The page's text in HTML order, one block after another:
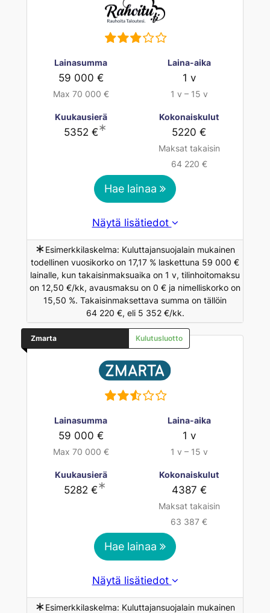
Lainasumma
59 000 €
Max 70 000 €
Laina-aika
1 v
1 v – 15 v
Kuukausierä
5352 €∗
Kokonaiskulut
5220 €
Maksat takaisin
64 220 €
Hae lainaa
Näytä lisätiedot
∗ Esimerkkilaskelma: Kuluttajansuojalain mukainen
todellinen vuosikorko on 17,17 % laskettuna 59 000 €
lainalle, kun takaisinmaksuaika on 1 v, tilinhoitomaksu
on 12,50 €/kk, avausmaksu on 0 € ja nimelliskorko on
15,50 %. Takaisinmaksettava summa on tällöin
64 220 €, eli 5 352 €/kk.
Zmarta Kulutusluotto
Lainasumma
59 000 €
Max 70 000 €
Laina-aika
1 v
1 v – 15 v
Kuukausierä
5282 €∗
Kokonaiskulut
4387 €
Maksat takaisin
63 387 €
Hae lainaa
Näytä lisätiedot
∗ Esimerkkilaskelma: Kuluttajansuojalain mukainen